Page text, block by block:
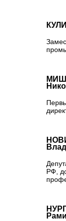
РФ,